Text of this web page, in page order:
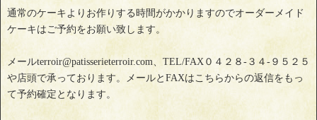
通常のケーキよりお作りする時間がかかりますのでオーダーメイド
ケーキはご予約をお願い致します。
メールterroir@patisserieterroir.com、TEL/FAX０４２８-３４-９５２５
や店頭で承っております。メールとFAXはこちらからの返信をもっ
て予約確定となります。